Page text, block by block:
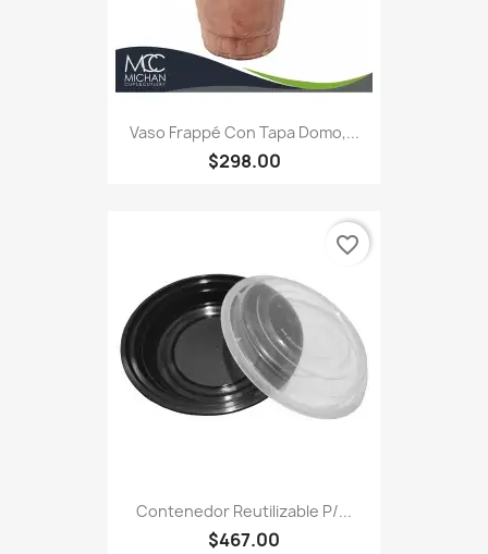
Vaso Frappé Con Tapa Domo,...
$298.00
Contenedor Reutilizable P/...
$467.00
favorite_border